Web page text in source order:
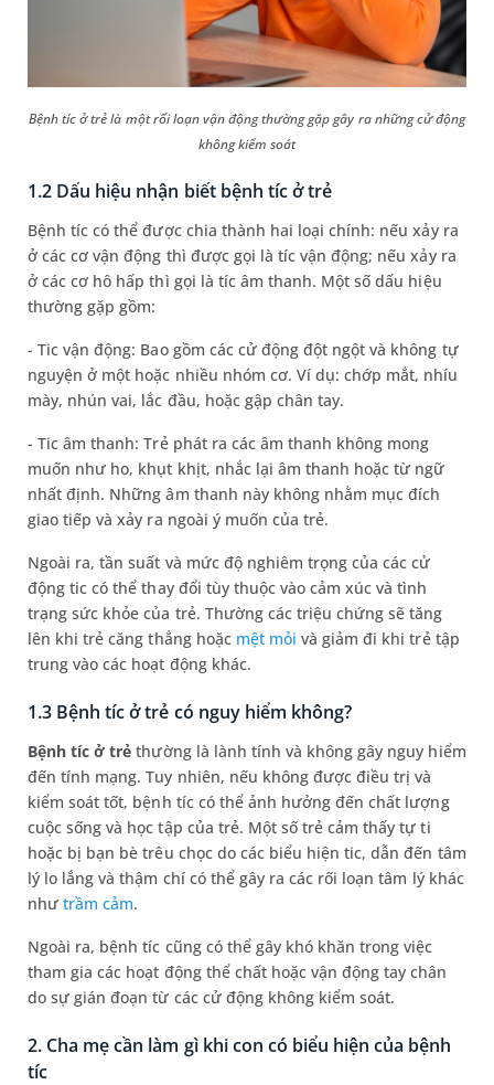
Bệnh tíc ở trẻ là một rối loạn vận động thường gặp gây ra những cử động
không kiểm soát
1.2 Dấu hiệu nhận biết bệnh tíc ở trẻ
Bệnh tíc có thể được chia thành hai loại chính: nếu xảy ra
ở các cơ vận động thì được gọi là tíc vận động; nếu xảy ra
ở các cơ hô hấp thì gọi là tíc âm thanh. Một số dấu hiệu
thường gặp gồm:
- Tic vận động: Bao gồm các cử động đột ngột và không tự
nguyện ở một hoặc nhiều nhóm cơ. Ví dụ: chớp mắt, nhíu
mày, nhún vai, lắc đầu, hoặc gập chân tay.
- Tic âm thanh: Trẻ phát ra các âm thanh không mong
muốn như ho, khụt khịt, nhắc lại âm thanh hoặc từ ngữ
nhất định. Những âm thanh này không nhằm mục đích
giao tiếp và xảy ra ngoài ý muốn của trẻ.
Ngoài ra, tần suất và mức độ nghiêm trọng của các cử
động tic có thể thay đổi tùy thuộc vào cảm xúc và tình
trạng sức khỏe của trẻ. Thường các triệu chứng sẽ tăng
lên khi trẻ căng thẳng hoặc mệt mỏi và giảm đi khi trẻ tập
trung vào các hoạt động khác.
1.3 Bệnh tíc ở trẻ có nguy hiểm không?
Bệnh tíc ở trẻ thường là lành tính và không gây nguy hiểm
đến tính mạng. Tuy nhiên, nếu không được điều trị và
kiểm soát tốt, bệnh tíc có thể ảnh hưởng đến chất lượng
cuộc sống và học tập của trẻ. Một số trẻ cảm thấy tự ti
hoặc bị bạn bè trêu chọc do các biểu hiện tic, dẫn đến tâm
lý lo lắng và thậm chí có thể gây ra các rối loạn tâm lý khác
nhưtrầm cảm.
Ngoài ra, bệnh tíc cũng có thể gây khó khăn trong việc
tham gia các hoạt động thể chất hoặc vận động tay chân
do sự gián đoạn từ các cử động không kiểm soát.
2. Cha mẹ cần làm gì khi con có biểu hiện của bệnh
tíc